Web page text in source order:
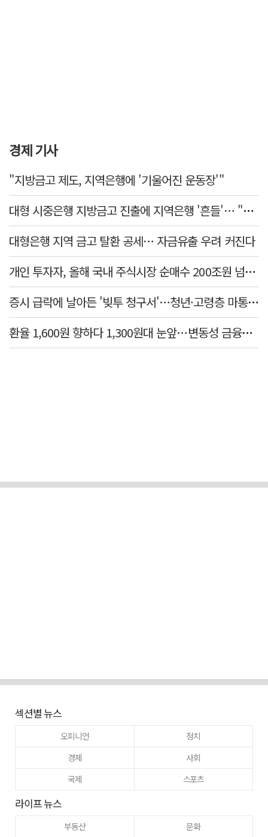
경제 기사
"지방금고 제도, 지역은행에 '기울어진 운동장'"
대형 시중은행 지방금고 진출에 지역은행 '흔들'… "생태계 보호 장치 필요"
대형은행 지역 금고 탈환 공세… 자금유출 우려 커진다
개인 투자자, 올해 국내 주식시장 순매수 200조원 넘었다
증시 급락에 날아든 '빚투 청구서'…청년·고령층 마통 연체↑
환율 1,600원 향하다 1,300원대 눈앞…변동성 금융위기 후 최고
섹션별 뉴스
오피니언
정치
경제
사회
국제
스포츠
라이프 뉴스
부동산 문화